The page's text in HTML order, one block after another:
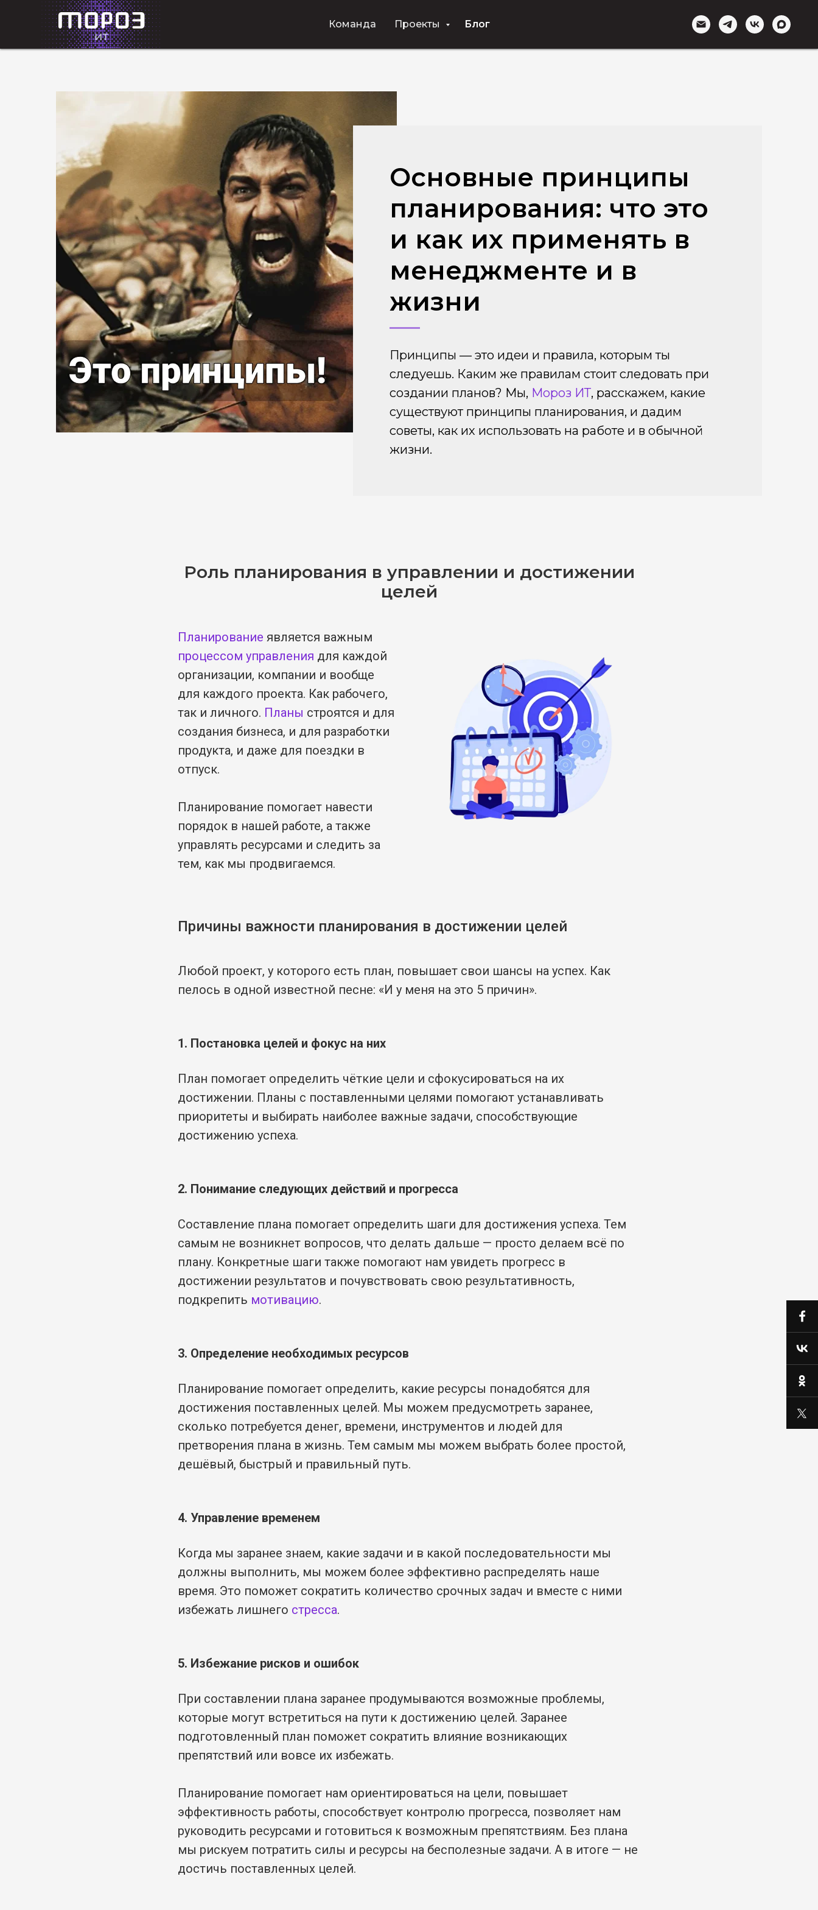
Команда Проекты Блог
Основные принципы
планирования: что это
и как их применять в
менеджменте и в
жизни
Принципы — это идеи и правила, которым ты
следуешь. Каким же правилам стоит следовать при
создании планов? Мы, Мороз ИТ, расскажем, какие
существуют принципы планирования, и дадим
советы, как их использовать на работе и в обычной
жизни.
Роль планирования в управлении и достижении
целей
Планирование является важным
процессом управления для каждой
организации, компании и вообще
для каждого проекта. Как рабочего,
так и личного. Планы строятся и для
создания бизнеса, и для разработки
продукта, и даже для поездки в
отпуск.
Планирование помогает навести
порядок в нашей работе, а также
управлять ресурсами и следить за
тем, как мы продвигаемся.
Причины важности планирования в достижении целей
Любой проект, у которого есть план, повышает свои шансы на успех. Как
пелось в одной известной песне: «И у меня на это 5 причин».
1. Постановка целей и фокус на них
План помогает определить чёткие цели и сфокусироваться на их
достижении. Планы с поставленными целями помогают устанавливать
приоритеты и выбирать наиболее важные задачи, способствующие
достижению успеха.
2. Понимание следующих действий и прогресса
Составление плана помогает определить шаги для достижения успеха. Тем
самым не возникнет вопросов, что делать дальше — просто делаем всё по
плану. Конкретные шаги также помогают нам увидеть прогресс в
достижении результатов и почувствовать свою результативность,
подкрепить мотивацию.
3. Определение необходимых ресурсов
Планирование помогает определить, какие ресурсы понадобятся для
достижения поставленных целей. Мы можем предусмотреть заранее,
сколько потребуется денег, времени, инструментов и людей для
претворения плана в жизнь. Тем самым мы можем выбрать более простой,
дешёвый, быстрый и правильный путь.
4. Управление временем
Когда мы заранее знаем, какие задачи и в какой последовательности мы
должны выполнить, мы можем более эффективно распределять наше
время. Это поможет сократить количество срочных задач и вместе с ними
избежать лишнего стресса.
5. Избежание рисков и ошибок
При составлении плана заранее продумываются возможные проблемы,
которые могут встретиться на пути к достижению целей. Заранее
подготовленный план поможет сократить влияние возникающих
препятствий или вовсе их избежать.
Планирование помогает нам ориентироваться на цели, повышает
эффективность работы, способствует контролю прогресса, позволяет нам
руководить ресурсами и готовиться к возможным препятствиям. Без плана
мы рискуем потратить силы и ресурсы на бесполезные задачи. А в итоге — не
достичь поставленных целей.